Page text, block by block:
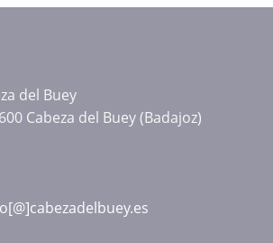
del Buey
Cabeza del Buey (Badajoz)